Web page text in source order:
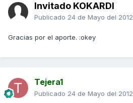
Invitado KOKARDI
Publicado 24 de Mayo del 2012
Gracias por el aporte. :okey
Tejera1
Publicado 24 de Mayo del 2012